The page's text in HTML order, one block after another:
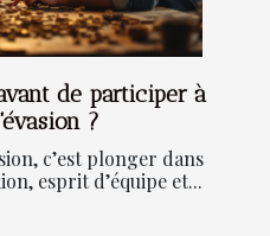
de participer à
?
c’est plonger dans
esprit d’équipe et...